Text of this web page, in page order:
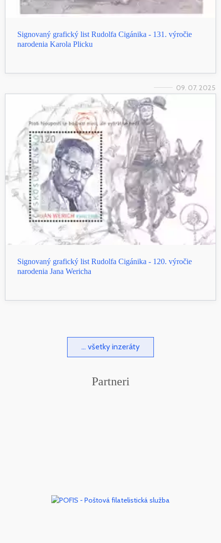
Signovaný grafický list Rudolfa Cigánika - 131. výročie
narodenia Karola Plicku
09. 07. 2025
Signovaný grafický list Rudolfa Cigánika - 120. výročie
narodenia Jana Wericha
... všetky inzeráty
Partneri